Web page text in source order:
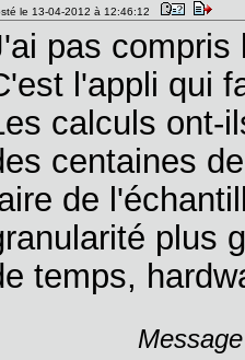
le 13-04-2012 à 12:46:12
pas compris
l'appli qui
calculs ont-
centaines
de
plus
temps,